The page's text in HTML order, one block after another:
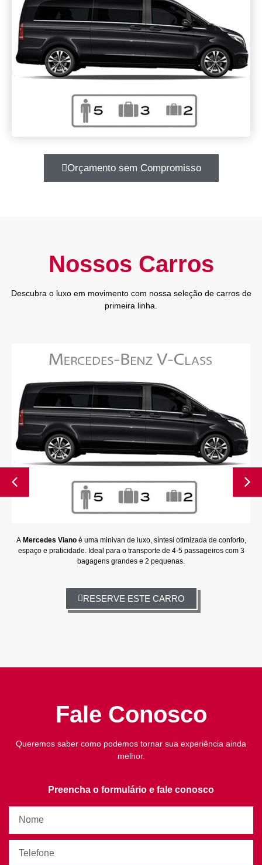
Orçamento sem Compromisso
Nossos Carros
Descubra o luxo em movimento com nossa seleção de carros de
primeira linha.
A Mercedes Vianoé uma minivan de luxo, síntesi otimizada de conforto,
espaço e praticidade. Ideal para o transporte de 4-5 passageiros com 3
bagagens grandes e 2 pequenas.
RESERVE ESTE CARRO
Fale Conosco
Queremos saber como podemos tornar sua experiência ainda
melhor.
Preencha o formulário e fale conosco